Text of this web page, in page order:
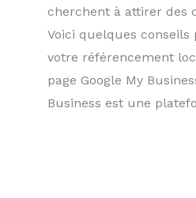
cherchent à attirer des
Voici quelques
votre référencement
page Google My
Business est une